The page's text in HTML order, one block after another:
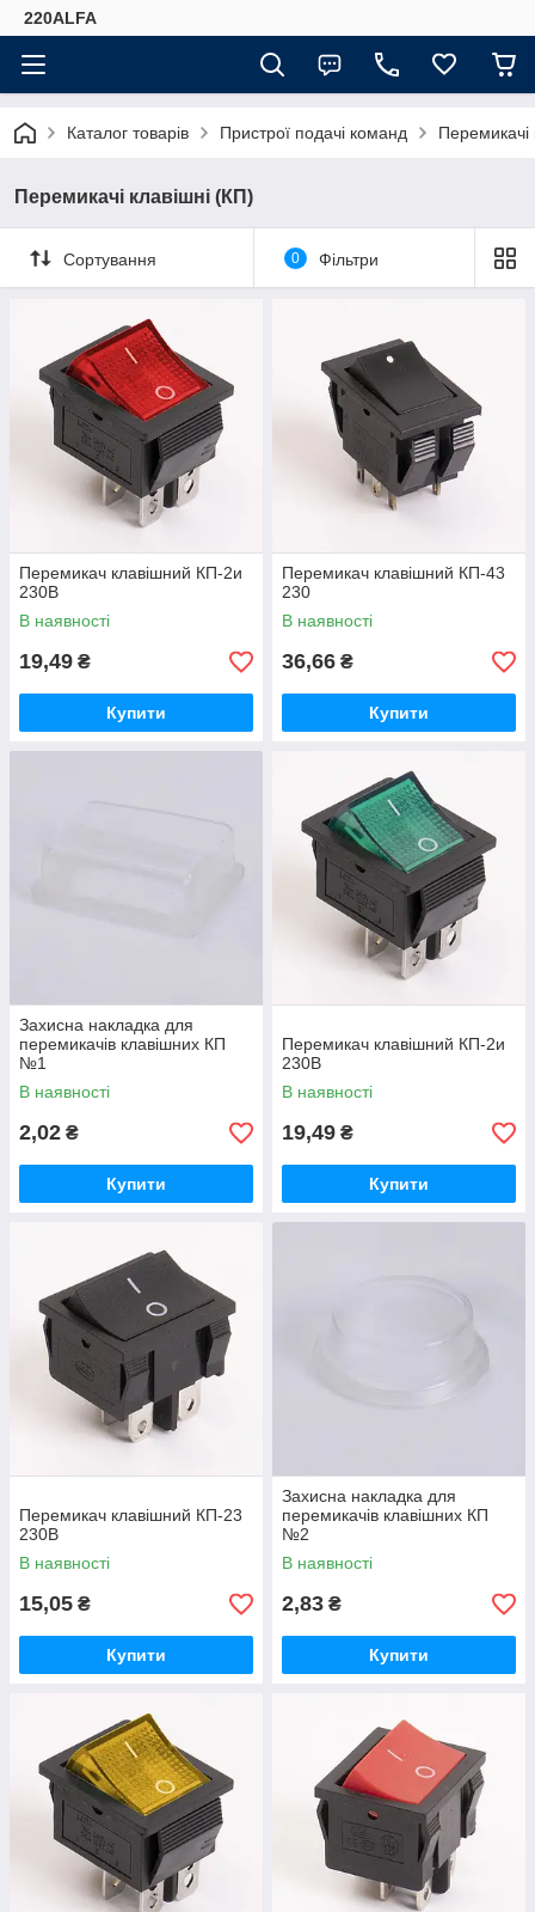
220ALFA
Каталог товарів Пристрої подачі команд Перемикачі
Перемикачі клавішні (КП)
Сортування 0 Фільтри
Перемикач клавішний КП-2и
230В
В наявності
19,49 ₴
Купити
Перемикач клавішний КП-43
230
В наявності
36,66 ₴
Купити
Захисна накладка для
перемикачів клавішних КП
№1
В наявності
2,02 ₴
Купити
Перемикач клавішний КП-2и
230В
В наявності
19,49 ₴
Купити
Перемикач клавішний КП-23
230В
В наявності
15,05 ₴
Купити
Захисна накладка для
перемикачів клавішних КП
№2
В наявності
2,83 ₴
Купити